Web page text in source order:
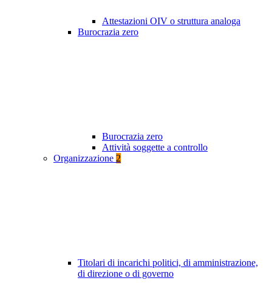
Attestazioni OIV o struttura analoga
Burocrazia zero
Burocrazia zero
Attività soggette a controllo
Organizzazione 2
Titolari di incarichi politici, di amministrazione,
di direzione o di governo